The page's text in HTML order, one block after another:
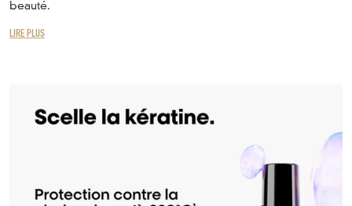
beauté.
LIRE PLUS